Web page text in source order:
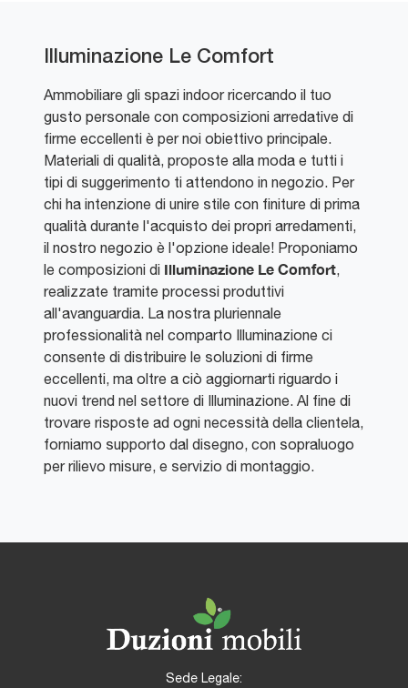
Illuminazione Le Comfort
Ammobiliare gli spazi indoor ricercando il tuo
gusto personale con composizioni arredative di
firme eccellenti è per noi obiettivo principale.
Materiali di qualità, proposte alla moda e tutti i
tipi di suggerimento ti attendono in negozio. Per
chi ha intenzione di unire stile con finiture di prima
qualità durante l'acquisto dei propri arredamenti,
il nostro negozio è l'opzione ideale! Proponiamo
le composizioni di Illuminazione Le Comfort,
realizzate tramite processi produttivi
all'avanguardia. La nostra pluriennale
professionalità nel comparto Illuminazione ci
consente di distribuire le soluzioni di firme
eccellenti, ma oltre a ciò aggiornarti riguardo i
nuovi trend nel settore di Illuminazione. Al fine di
trovare risposte ad ogni necessità della clientela,
forniamo supporto dal disegno, con sopraluogo
per rilievo misure, e servizio di montaggio.
Sede Legale: